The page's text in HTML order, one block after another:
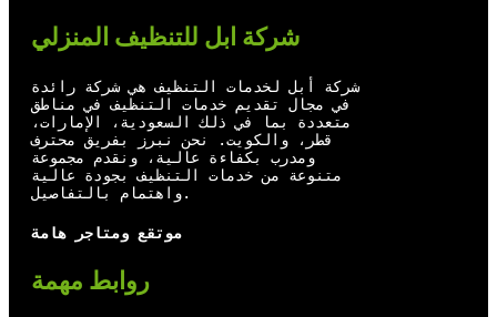
t
e
r
u
b
e
o
o
k
e
d
I
n
شركة ابل للتنظيف المنزلي
شركة أبل لخدمات التنظيف هي شركة رائدة
في مجال تقديم خدمات التنظيف في مناطق
متعددة بما في ذلك السعودية، الإمارات،
قطر، والكويت. نحن نبرز بفريق محترف
ومدرب بكفاءة عالية، ونقدم مجموعة
متنوعة من خدمات التنظيف بجودة عالية
واهتمام بالتفاصيل.
موتقع ومتاجر هامة
روابط مهمة